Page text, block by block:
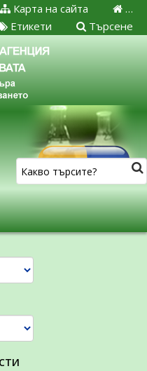
…
Карта на сайта
Търсене
Етикети